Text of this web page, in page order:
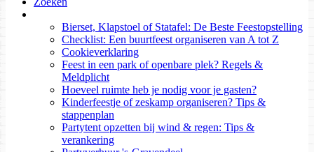
Bierset, Klapstoel of Statafel: De Beste Feestopstelling
Checklist: Een buurtfeest organiseren van A tot Z
Cookieverklaring
Feest in een park of openbare plek? Regels &
Meldplicht
Hoeveel ruimte heb je nodig voor je gasten?
Kinderfeestje of zeskamp organiseren? Tips &
stappenplan
Partytent opzetten bij wind & regen: Tips &
verankering